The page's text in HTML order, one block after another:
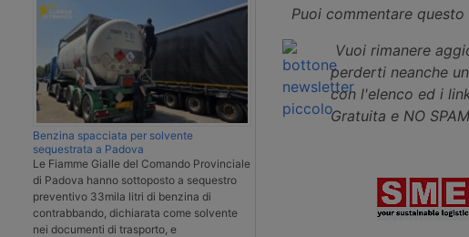
Benzina spacciata per solvente
sequestrata a Padova
Le Fiamme Gialle del Comando Provinciale
di Padova hanno sottoposto a sequestro
preventivo 33mila litri di benzina di
contrabbando, dichiarata come solvente
nei documenti di trasporto, e
Puoi commentare
Vuoi rimanere
perderti neanche
con l'elenco ed i
Gratuita e NO